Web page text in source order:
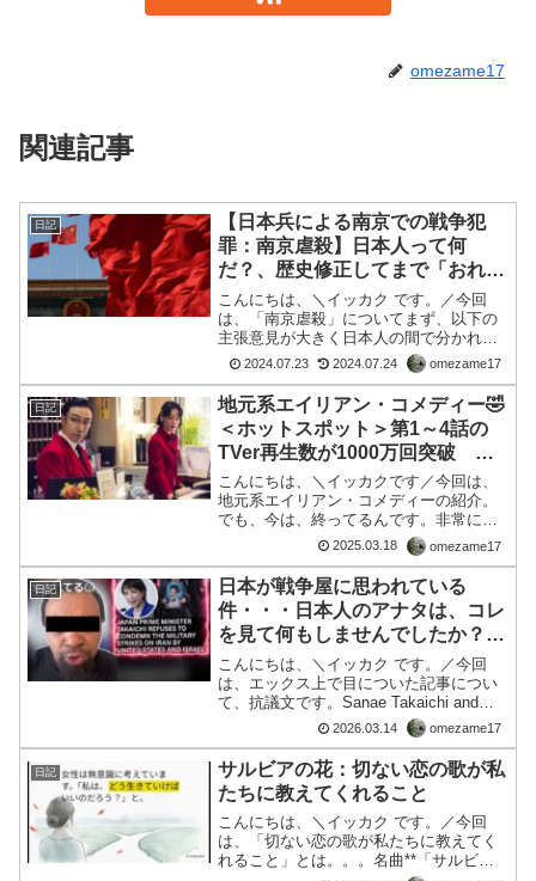
omezame17
関連記事
日記
【日本兵による南京での戦争犯
罪：南京虐殺】日本人って何
だ？、歴史修正してまで「おれた
ちは凄い、良い人間なんだぜ」と
いうのは、一方向しか観てない
🦆。
こんにちは、＼イッカク です。／今回
は、「南京虐殺」についてまず、以下の
主張意見が大きく日本人の間で分かれて
いるように感じます。A.南京虐殺は有っ
た １．捕虜と住民の一部を特定の場所
に 集めて、一括的に殺処分した
２．殺処分は、主に機関銃...
2024.07.23 2024.07.24 omezame17
日記
地元系エイリアン・コメディー🤣
＜ホットスポット＞第1～4話の
TVer再生数が1000万回突破 バ
カリズム脚本
こんにちは、＼イッカクです／今回は、
地元系エイリアン・コメディーの紹介。
でも、今は、終ってるんです。非常に、
面白い設定で、日常の中になんで、ファ
ンタジーがリアルに入ってしまってる
の？の設定がやみつき。■編集後記ネット
検索すれば、結構いっぱい...
2025.03.18 omezame17
日記
日本が戦争屋に思われている
件・・・日本人のアナタは、コレ
を見て何もしませんでしたか？
もし、しなかったら、政府のウラ
にいる悪い輩の思う【壺】デス😱
こんにちは、＼イッカク です。／今回
は、エックス上で目についた記事につい
て、抗議文です。Sanae Takaichi and
Japan endorses Donald Trump and Israeli
war crimes in Ira...
2026.03.14 omezame17
日記
サルビアの花：切ない恋の歌が私
たちに教えてくれること
こんにちは、＼イッカク です。／今回
は、「切ない恋の歌が私たちに教えてく
れること」とは。。。名曲**「サルビア